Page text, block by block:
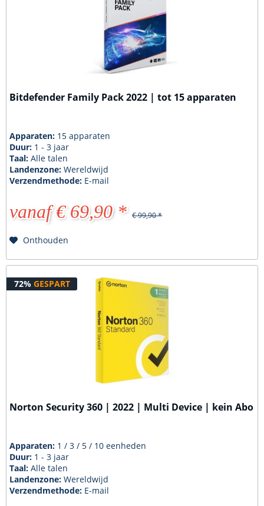
Bitdefender Family Pack 2022 | tot 15 apparaten
Apparaten: 15 apparaten
Duur: 1 - 3 jaar
Taal:Alle talen
Landenzone:Wereldwijd
Verzendmethode: E-mail
vanaf € 69,90 * € 99,90 *
Onthouden
72% GESPART
Norton Security 360 | 2022 | Multi Device | kein Abo
Apparaten: 1 / 3 / 5 / 10 eenheden
Duur: 1 - 3 jaar
Taal:Alle talen
Landenzone:Wereldwijd
Verzendmethode: E-mail